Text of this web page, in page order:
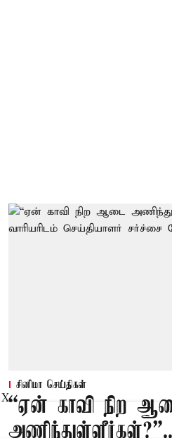
சினிமா செய்திகள்
“ஏன் காவி நிற
அணிந்துள்ளீர்கள்?”..
X